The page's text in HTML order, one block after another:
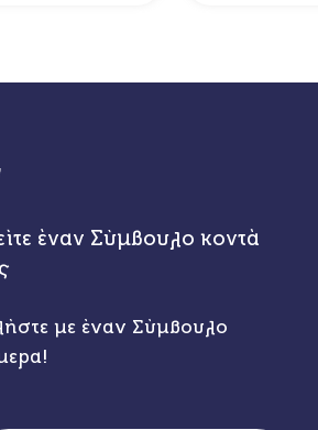
έναν Σύμβουλο κοντά
με έναν Σύμβουλο